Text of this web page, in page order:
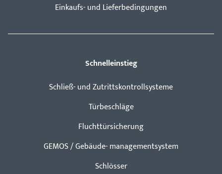
Einkaufs- und Lieferbedingungen
Schnelleinstieg
Schließ- und Zutrittskontrollsysteme
Türbeschläge
Fluchttürsicherung
GEMOS / Gebäude- managementsystem
Schlösser